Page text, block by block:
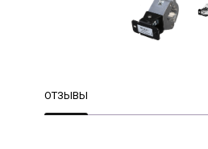
ОТЗЫВЫ